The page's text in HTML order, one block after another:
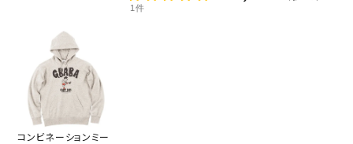
1件
コンビネーションミー